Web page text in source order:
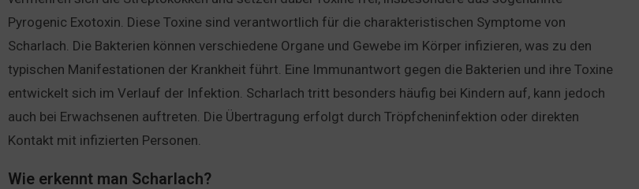
Pyrogenic Exotoxin. Diese Toxine sind verantwortlich für die charakteristischen Symptome von
Scharlach. Die Bakterien können verschiedene Organe und Gewebe im Körper infizieren, was zu den
typischen Manifestationen der Krankheit führt. Eine Immunantwort gegen die Bakterien und ihre Toxine
entwickelt sich im Verlauf der Infektion. Scharlach tritt besonders häufig bei Kindern auf, kann jedoch
auch bei Erwachsenen auftreten. Die Übertragung erfolgt durch Tröpfcheninfektion oder direkten
Kontakt mit infizierten Personen.
Wie erkennt man Scharlach?